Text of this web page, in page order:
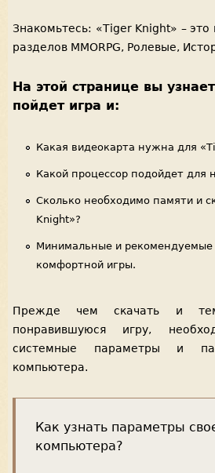
Знакомьтесь: «Tiger Knight» – это
разделов MMORPG, Ролевые,
На этой странице вы
пойдет игра и:
Какая видеокарта нужна для
Какой процессор подойдет для
Сколько необходимо памяти и
Knight»?
Минимальные и
комфортной игры.
Прежде чем скачать и
понравившуюся игру,
системные параметры и
компьютера.
Как узнать параметры
компьютера?